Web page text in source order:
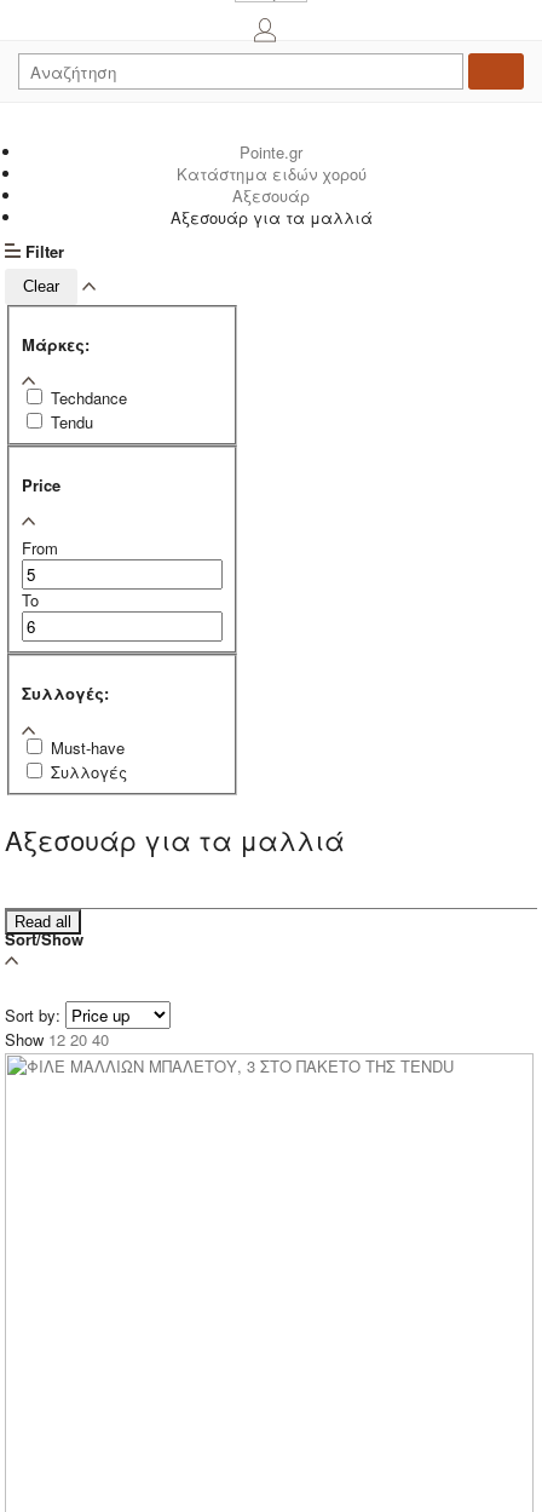
Pointe.gr
Κατάστημα ειδών χορού
Αξεσουάρ
Αξεσουάρ για τα μαλλιά
Filter
Clear
Μάρκες:
Techdance
Tendu
Price
From
To
Συλλογές:
Must-have
Συλλογές
Αξεσουάρ για τα μαλλιά
Read all
Sort/Show
Sort by:
Show 12 20 40